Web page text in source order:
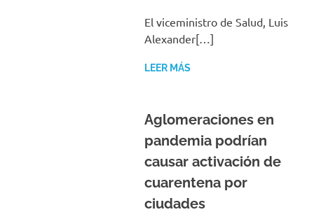
El viceministro de Salud, Luis
Alexander[…]
LEER MÁS
Aglomeraciones en
pandemia podrían
causar activación de
cuarentena por
ciudades